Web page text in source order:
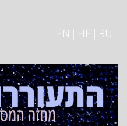
EN | HE | RU